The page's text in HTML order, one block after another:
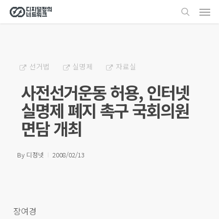
Skip
to
search
선거법 실명제 자료실
사전선거운동 허용, 인터넷
실명제 폐지 촉구 국회의원
면담 개최
By 디정넷 2008/02/13
장여경